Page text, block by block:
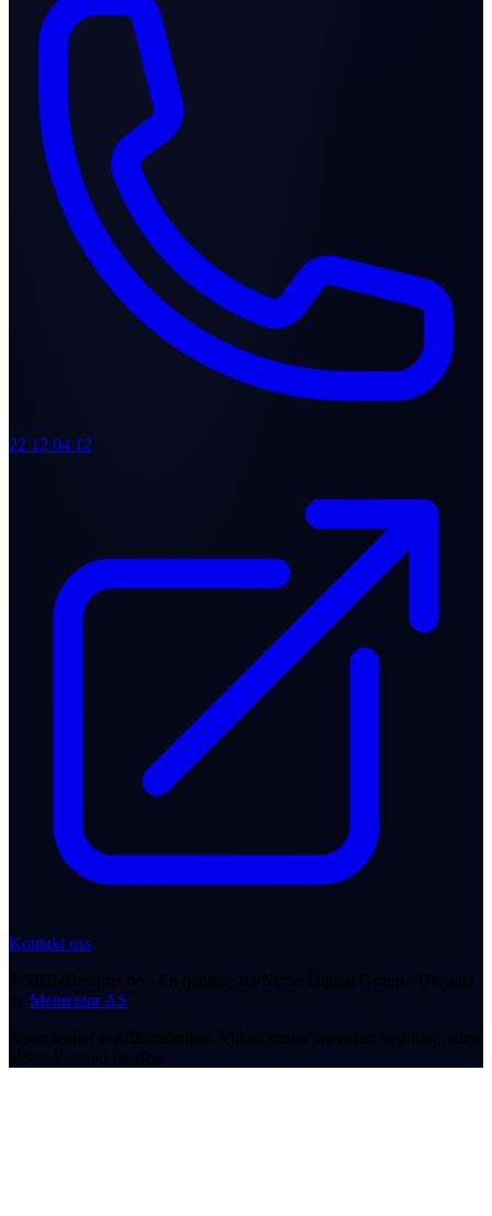
22 12 04 12
Kontakt oss
© 2026 Bestpris.no - En tjeneste fra Norse Digital Group - Utviklet
Mementor AS
Noen lenker er affiliatelenker. Vi kan motta provisjon ved kjøp, uten